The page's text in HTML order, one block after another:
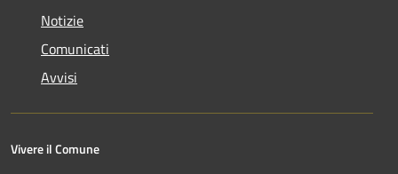
Notizie
Comunicati
Avvisi
Vivere il Comune